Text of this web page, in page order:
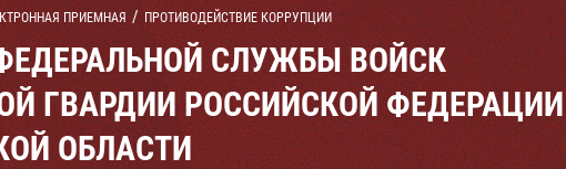
ПРИЕМНАЯ ПРОТИВОДЕЙСТВИЕ КОРРУПЦИИ
СЛУЖБЫ ВОЙСК
ГВАРДИИ РОССИЙСКОЙ ФЕДЕРАЦИИ
ОБЛАСТИ